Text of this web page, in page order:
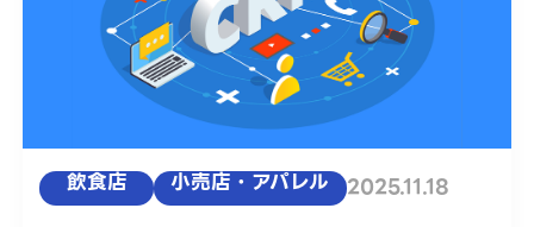
飲食店 小売店・アパレル 2025.11.18